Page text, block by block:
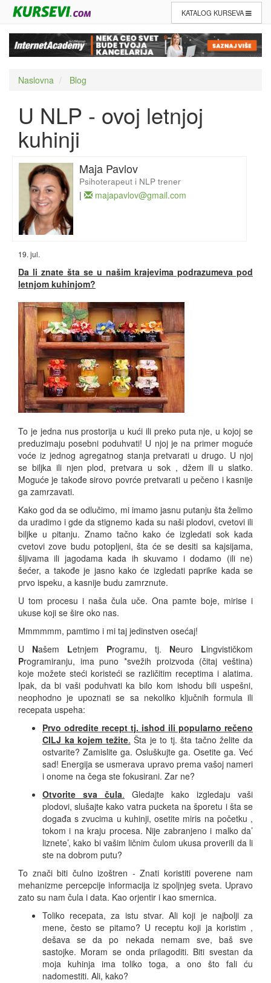
KATALOG KURSEVA
Naslovna Blog
U NLP - ovoj letnjoj
kuhinji
Maja Pavlov
Psihoterapeut i NLP trener
| majapavlov@gmail.com
19. jul.
Da li znate šta se u našim krajevima podrazumeva pod
letnjom kuhinjom?
To je jedna nus prostorija u kući ili preko puta nje, u kojoj se
preduzimaju posebni poduhvati! U njoj je na primer moguće
voće iz jednog agregatnog stanja pretvarati u drugo. U njoj
se biljka ili njen plod, pretvara u sok , džem ili u slatko.
Moguće je takođe sirovo povrće pretvarati u pečeno i kasnije
ga zamrzavati.
Kako god da se odlučimo, mi imamo jasnu putanju šta želimo
da uradimo i gde da stignemo kada su naši plodovi, cvetovi ili
biljke u pitanju. Znamo tačno kako će izgledati sok kada
cvetovi zove budu potopljeni, šta će se desiti sa kajsijama,
šljivama ili jagodama kada ih skuvamo i dodamo (ili ne)
šećer, a takođe je jasno kako će izgledati paprike kada se
prvo ispeku, a kasnije budu zamrznute.
U tom procesu i naša čula uče. Ona pamte boje, mirise i
ukuse koji se šire oko nas.
Mmmmmm, pamtimo i mi taj jedinstven osećaj!
U Našem Letnjem Programu, tj. Neuro Lingvističkom
Programiranju, ima puno *svežih proizvoda (čitaj veština)
koje možete steći koristeći se različitim receptima i alatima.
Ipak, da bi vaši poduhvati ka bilo kom ishodu bili uspešni,
neophodno je upoznati se sa nekoliko ključnih formula ili
recepata uspeha:
Prvo odredite recept tj. ishod ili popularno rečeno
CILJ ka kojem težite. Šta je to tj. šta tačno želite da
ostvarite? Zamislite ga. Osluškujte ga. Osetite ga. Već
sad! Energija se usmerava upravo prema vašoj nameri
i onome na čega ste fokusirani. Zar ne?
Otvorite sva čula. Gledajte kako izgledaju vaši
plodovi, slušajte kako vatra pucketa na šporetu i šta se
događa s zvucima u kuhinji, osetite miris na početku ,
tokom i na kraju procesa. Nije zabranjeno i malko da’
liznete’, kako bi vašim ličnim čulom ukusa proverili da li
ste na dobrom putu?
To znači biti čulno izoštren - Znati koristiti poverene nam
mehanizme percepcije informacija iz spoljnjeg sveta. Upravo
zato su nam čula i data. Kao orjentir i kao smernica.
Toliko recepata, za istu stvar. Ali koji je najbolji za
mene, često se pitamo? U receptu koji ja koristim ,
dešava se da po nekada nemam sve, baš sve
sastojke. Moram se onda prilagoditi. Biti svestan da
moja kuhinja ima toliko toga, a ono što fali ću
nadomestiti. Ali, kako?